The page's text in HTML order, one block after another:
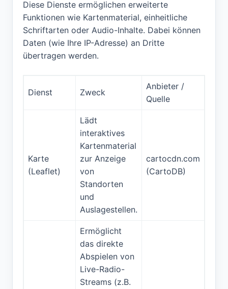
ssp_popup_seen
Verhindert, dass
Werbe-Popups bei
jedem Klick erneut
angezeigt werden, um
zu gewährleisten.
Diese Dienste ermöglichen erweiterte
Funktionen wie Kartenmaterial, einheitliche
Schriftarten oder Audio-Inhalte. Dabei können
Daten (wie Ihre IP-Adresse) an Dritte
übertragen werden.
Dienst Zweck
Anbieter /
Quelle
Karte
(Leaflet)
Lädt
interaktives
Kartenmaterial
zur Anzeige
von
Standorten
und
Auslagestellen.
cartocdn.com
(CartoDB)
Ermöglicht
das direkte
Abspielen von
Live-Radio-
Streams (z.B.